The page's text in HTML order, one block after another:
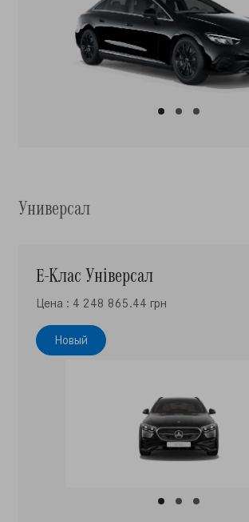
Универсал
E-Клас Універсал
Цена : 4 248 865.44 грн
Новый